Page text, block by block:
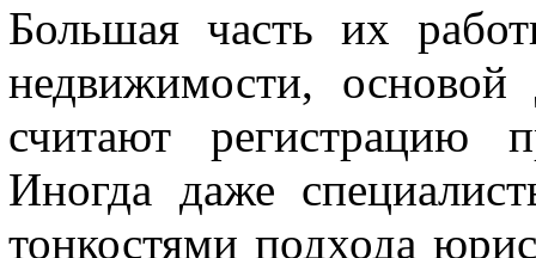
Большая часть их
недвижимости, основой
считают регистрацию
Иногда даже
тонкостями подхода